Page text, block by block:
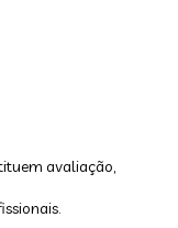
avaliação,